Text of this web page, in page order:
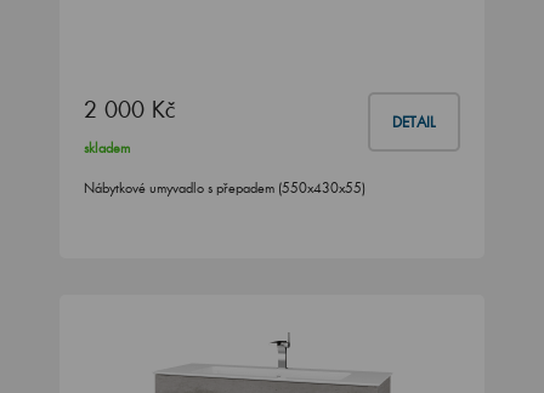
2 000 Kč DETAIL
skladem
Nábytkové umyvadlo s přepadem (550x430x55)